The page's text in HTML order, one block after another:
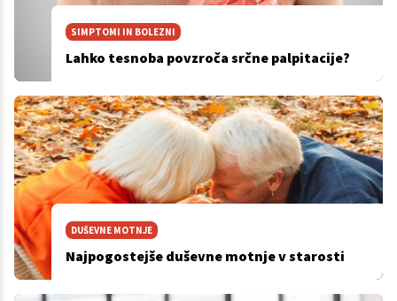
SIMPTOMI IN BOLEZNI
Lahko tesnoba povzroča srčne palpitacije?
DUŠEVNE MOTNJE
Najpogostejše duševne motnje v starosti